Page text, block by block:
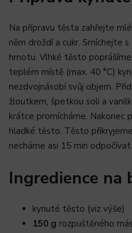
Na přípravu těsta zahřejte
něm droždí a cukr. Smíchejte
hmotu. Vlhké těsto
teplém místě (max. 40 °C)
nezdvojnásobí svůj objem.
žloutkem, špetkou soli a
krátce promícháme. Nakonec
hladké těsto. Těsto
necháme asi 15 min odpočívat.
Ingredience na
kynuté těsto (viz výše)
150 g rozpuštěného